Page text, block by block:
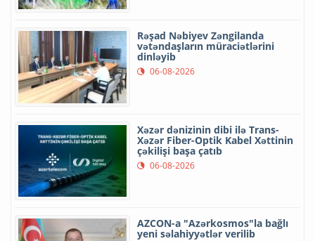
Rəşad Nəbiyev Zəngilanda
vətəndaşların müraciətlərini
dinləyib
06-08-2026
Xəzər dənizinin dibi ilə Trans-
Xəzər Fiber-Optik Kabel Xəttinin
çəkilişi başa çatıb
06-08-2026
AZCON-a "Azərkosmos"la bağlı
yeni səlahiyyətlər verilib